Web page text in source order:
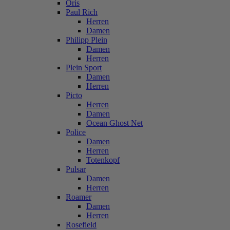
Oris
Paul Rich
Herren
Damen
Philipp Plein
Damen
Herren
Plein Sport
Damen
Herren
Picto
Herren
Damen
Ocean Ghost Net
Police
Damen
Herren
Totenkopf
Pulsar
Damen
Herren
Roamer
Damen
Herren
Rosefield